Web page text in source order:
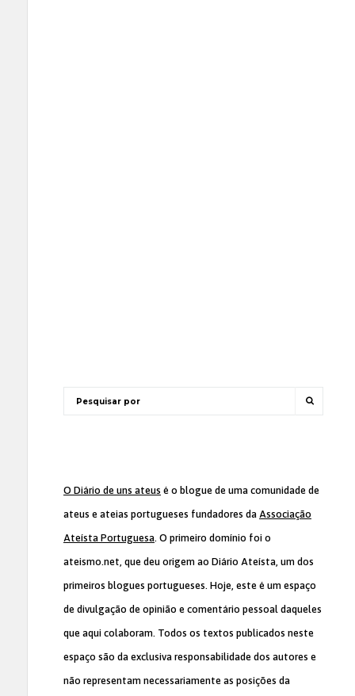
O Diário de uns ateus é o blogue de uma comunidade de
ateus e ateias portugueses fundadores da Associação
Ateísta Portuguesa. O primeiro domínio foi o
ateismo.net, que deu origem ao Diário Ateísta, um dos
primeiros blogues portugueses. Hoje, este é um espaço
de divulgação de opinião e comentário pessoal daqueles
que aqui colaboram. Todos os textos publicados neste
espaço são da exclusiva responsabilidade dos autores e
não representam necessariamente as posições da